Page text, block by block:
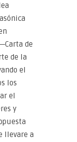
de
de la
el
los
el
y
llevare a